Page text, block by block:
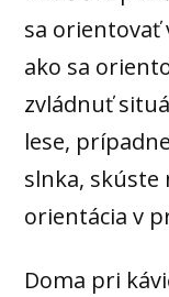
sa orientovať
ako sa
zvládnuť
lese,
slnka, skúste
orientácia v
Doma pri